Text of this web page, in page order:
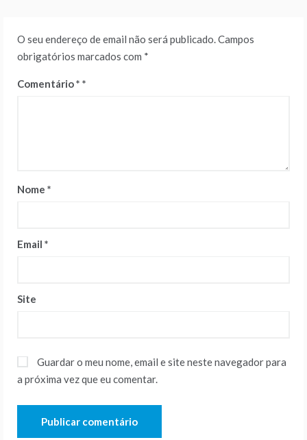
O seu endereço de email não será publicado.Campos
obrigatórios marcados com *
Comentário*
Nome *
Email *
Site
Guardar o meu nome, email e site neste navegador para
a próxima vez que eu comentar.